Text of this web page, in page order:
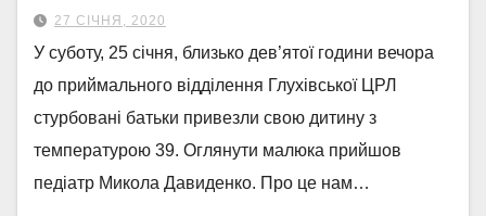
27 СІЧНЯ, 2020
У суботу, 25 січня, близько дев’ятої години вечора
до приймального відділення Глухівської ЦРЛ
стурбовані батьки привезли свою дитину з
температурою 39. Оглянути малюка прийшов
педіатр Микола Давиденко. Про це нам…